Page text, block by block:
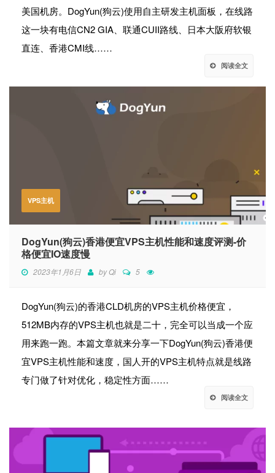
美国机房。DogYun(狗云)使用自主研发主机面板，在线路
这一块有电信CN2 GIA、联通CUII路线、日本大阪府软银
直连、香港CMI线……
阅读全文
VPS主机
DogYun(狗云)香港便宜VPS主机性能和速度评测-价
格便宜IO速度慢
2023年1月6日 byQi 5
DogYun(狗云)的香港CLD机房的VPS主机价格便宜，
512MB内存的VPS主机也就是二十，完全可以当成一个应
用来跑一跑。本篇文章就来分享一下DogYun(狗云)香港便
宜VPS主机性能和速度，国人开的VPS主机特点就是线路
专门做了针对优化，稳定性方面……
阅读全文